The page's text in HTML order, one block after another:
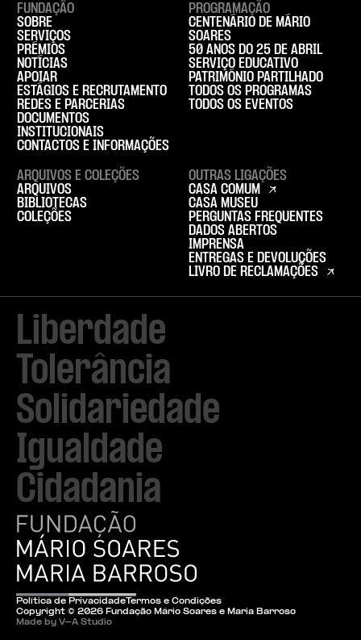
Liberdade
Tolerância
Solidariedade
Igualdade
Cidadania
Política de PrivacidadeTermos e Condições
Copyright © 2026 Fundação Mário Soares e Maria Barroso
Made by V–A Studio
FUNDAÇÃO
SOBRE
SERVIÇOS
PRÉMIOS
NOTÍCIAS
APOIAR
ESTÁGIOS E RECRUTAMENTO
REDES E PARCERIAS
DOCUMENTOS
INSTITUCIONAIS
CONTACTOS E INFORMAÇÕES
PROGRAMAÇÃO
CENTENÁRIO DE MÁRIO
SOARES
50 ANOS DO 25 DE ABRIL
SERVIÇO EDUCATIVO
PATRIMÓNIO PARTILHADO
TODOS OS PROGRAMAS
TODOS OS EVENTOS
ARQUIVOS E COLEÇÕES
ARQUIVOS
BIBLIOTECAS
COLEÇÕES
OUTRAS LIGAÇÕES
CASA COMUM
CASA MUSEU
PERGUNTAS FREQUENTES
DADOS ABERTOS
IMPRENSA
ENTREGAS E DEVOLUÇÕES
LIVRO DE RECLAMAÇÕES